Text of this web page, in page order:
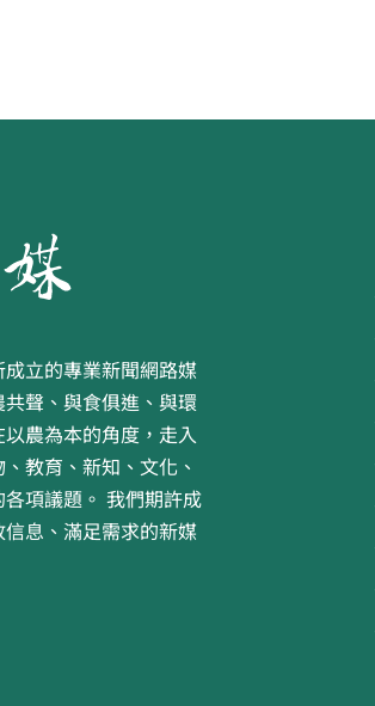
立的專業新聞網路媒
聲、與食俱進、與環
農為本的角度，走入
教育、新知、文化、
項議題。 我們期許成
息、滿足需求的新媒